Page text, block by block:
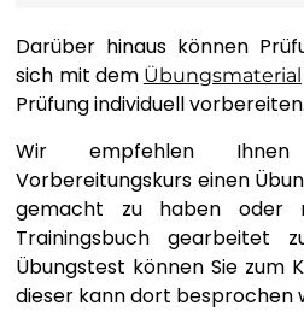
Darüber hinaus können
sich mit dem Übungsmaterial
Prüfung individuell vorbereiten.
Wir empfehlen
Vorbereitungskurs einen
gemacht zu haben oder
Trainingsbuch gearbeitet
Übungstest können Sie zum
dieser kann dort besprochen